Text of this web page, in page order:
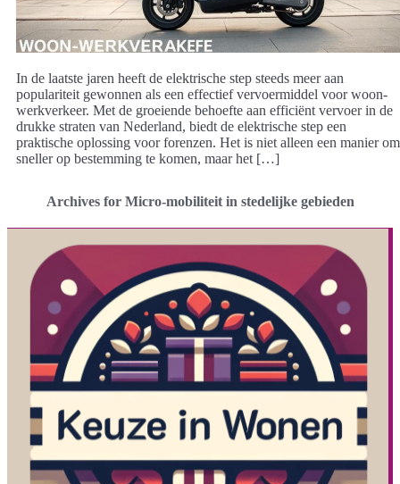
In de laatste jaren heeft de elektrische step steeds meer aan
populariteit gewonnen als een effectief vervoermiddel voor woon-
werkverkeer. Met de groeiende behoefte aan efficiënt vervoer in de
drukke straten van Nederland, biedt de elektrische step een
praktische oplossing voor forenzen. Het is niet alleen een manier om
sneller op bestemming te komen, maar het […]
Archives for Micro-mobiliteit in stedelijke gebieden